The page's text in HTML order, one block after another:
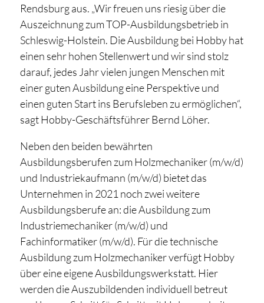
Rendsburg aus. „Wir freuen uns riesig über die
Auszeichnung zum TOP-Ausbildungsbetrieb in
Schleswig-Holstein. Die Ausbildung bei Hobby hat
einen sehr hohen Stellenwert und wir sind stolz
darauf, jedes Jahr vielen jungen Menschen mit
einer guten Ausbildung eine Perspektive und
einen guten Start ins Berufsleben zu ermöglichen“,
sagt Hobby-Geschäftsführer Bernd Löher.
Neben den beiden bewährten
Ausbildungsberufen zum Holzmechaniker (m/w/d)
und Industriekaufmann (m/w/d) bietet das
Unternehmen in 2021 noch zwei weitere
Ausbildungsberufe an: die Ausbildung zum
Industriemechaniker (m/w/d) und
Fachinformatiker (m/w/d). Für die technische
Ausbildung zum Holzmechaniker verfügt Hobby
über eine eigene Ausbildungswerkstatt. Hier
werden die Auszubildenden individuell betreut